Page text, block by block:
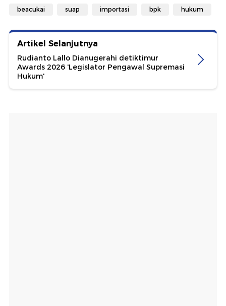
beacukai suap importasi bpk hukum
Artikel Selanjutnya
Rudianto Lallo Dianugerahi detiktimur
Awards 2026 'Legislator Pengawal Supremasi
Hukum'